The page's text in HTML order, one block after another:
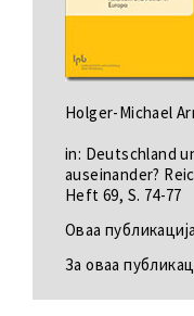
Holger-Michael
in: Deutschland
auseinander?
Heft 69, S. 74-77
Оваа
За оваа